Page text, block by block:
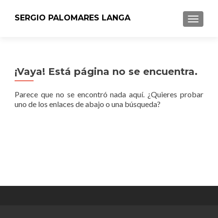
SERGIO PALOMARES LANGA
¡Vaya! Está página no se encuentra.
Parece que no se encontró nada aquí. ¿Quieres probar
uno de los enlaces de abajo o una búsqueda?